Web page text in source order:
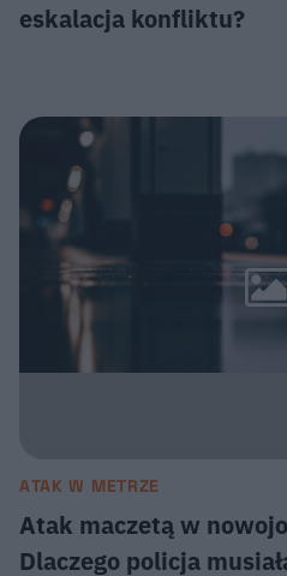
eskalacja konfliktu?
ATAK W METRZE
Atak maczetą w
Dlaczego policja